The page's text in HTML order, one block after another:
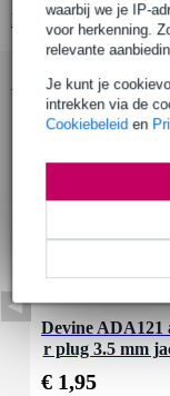
waarbij we je IP-
voor herkenning.
relevante
Je kunt je
intrekken via de
Cookiebeleid en
Bekijk alle
Accessoires (5)
Devine ADA121
r plug 3.5 mm
€ 1,95